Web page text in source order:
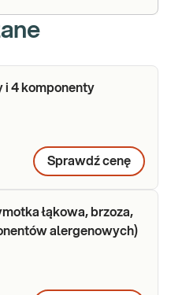
i 4 komponenty
Sprawdź cenę
łąkowa, brzoza,
alergenowych)